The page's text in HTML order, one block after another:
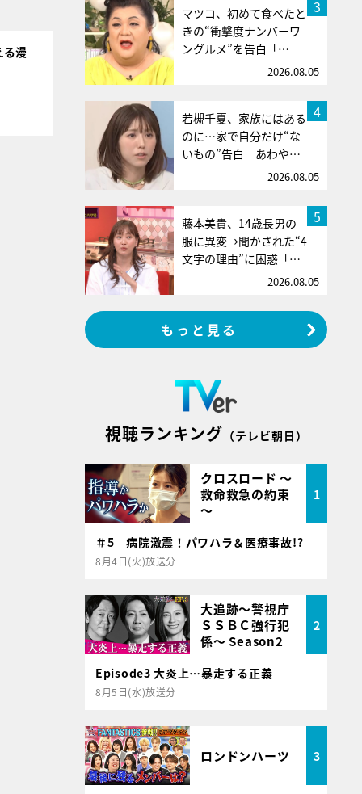
る漫
3
マツコ、初めて食べたと
きの“衝撃度ナンバーワ
ングルメ”を告白「…
2026.08.05
4
若槻千夏、家族にはある
のに…家で自分だけ“な
いもの”告白 あわや…
2026.08.05
5
藤本美貴、14歳長男の
服に異変→聞かされた“4
文字の理由”に困惑「…
2026.08.05
もっと見る
視聴ランキング （テレビ朝日）
クロスロード ～
救命救急の約束
～
1
＃5 病院激震！パワハラ＆医療事故!?
8月4日(火)放送分
大追跡～警視庁
ＳＳＢＣ強行犯
係～ Season2
2
Episode3 大炎上…暴走する正義
8月5日(水)放送分
ロンドンハーツ 3